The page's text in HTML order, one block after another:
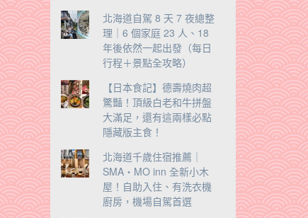
北海道自駕 8 天 7 夜總整
理｜6 個家庭 23 人、18
年後依然一起出發（每日
行程＋景點全攻略）
【日本食記】德壽燒肉超
驚豔！頂級白老和牛拼盤
大滿足，還有這兩樣必點
隱藏版主食！
北海道千歲住宿推薦｜
SMA・MO inn 全新小木
屋！自助入住、有洗衣機
廚房，機場自駕首選